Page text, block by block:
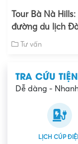
Tour Bà Nà
đường du lịch
Tư vấn
TRA CỨU
Dễ dàng -
LỊCH CÚP